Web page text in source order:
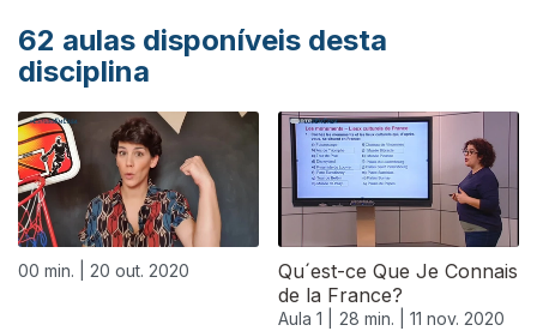
62 aulas disponíveis desta
disciplina
00 min. | 20 out. 2020
Qu´est-ce Que Je Connais
de la France?
Aula 1 | 28 min. | 11 nov. 2020